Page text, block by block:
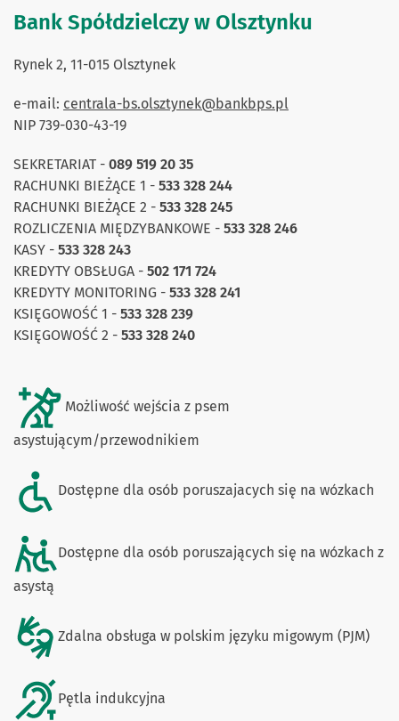
Bank Spółdzielczy w Olsztynku
Rynek 2, 11-015 Olsztynek
e-mail: centrala-bs.olsztynek@bankbps.pl
NIP 739-030-43-19
SEKRETARIAT - 089 519 20 35
RACHUNKI BIEŻĄCE 1 - 533 328 244
RACHUNKI BIEŻĄCE 2 - 533 328 245
ROZLICZENIA MIĘDZYBANKOWE - 533 328 246
KASY - 533 328 243
KREDYTY OBSŁUGA - 502 171 724
KREDYTY MONITORING - 533 328 241
KSIĘGOWOŚĆ 1 - 533 328 239
KSIĘGOWOŚĆ 2 - 533 328 240
Możliwość wejścia z psem
asystującym/przewodnikiem
Dostępne dla osób poruszajacych się na wózkach
Dostępne dla osób poruszających się na wózkach z
asystą
Zdalna obsługa w polskim języku migowym (PJM)
Pętla indukcyjna